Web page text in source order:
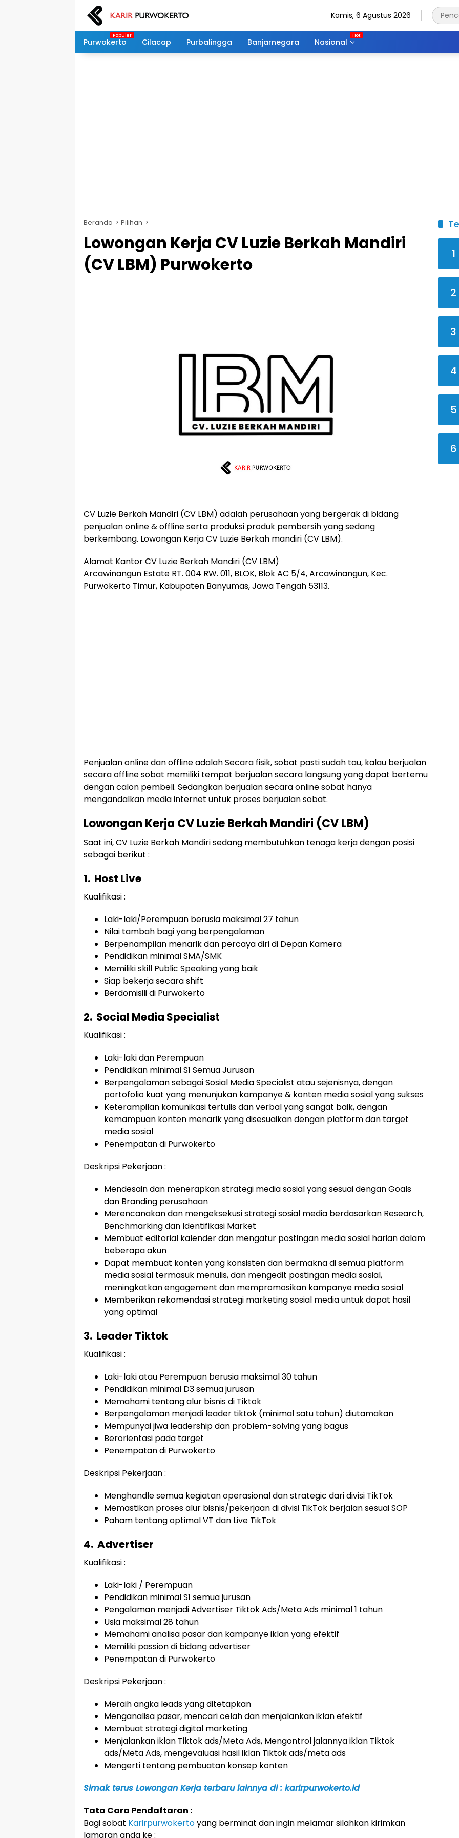
Kamis, 6 Agustus 2026
Purwokerto Cilacap Purbalingga Banjarnegara Nasional
Beranda Pilihan
Lowongan Kerja CV Luzie Berkah Mandiri
(CV LBM) Purwokerto
CV Luzie Berkah Mandiri (CV LBM) adalah perusahaan yang bergerak di bidang
penjualan online & offline serta produksi produk pembersih yang sedang
berkembang. Lowongan Kerja CV Luzie Berkah mandiri (CV LBM).
Alamat Kantor CV Luzie Berkah Mandiri (CV LBM)
Arcawinangun Estate RT. 004 RW. 011, BLOK, Blok AC 5/4, Arcawinangun, Kec.
Purwokerto Timur, Kabupaten Banyumas, Jawa Tengah 53113.
Penjualan online dan offline adalah Secara fisik, sobat pasti sudah tau, kalau berjualan
secara offline sobat memiliki tempat berjualan secara langsung yang dapat bertemu
dengan calon pembeli. Sedangkan berjualan secara online sobat hanya
mengandalkan media internet untuk proses berjualan sobat.
Lowongan Kerja CV Luzie Berkah Mandiri (CV LBM)
Saat ini, CV Luzie Berkah Mandiri sedang membutuhkan tenaga kerja dengan posisi
sebagai berikut :
1. Host Live
Kualifikasi :
Laki-laki/Perempuan berusia maksimal 27 tahun
Nilai tambah bagi yang berpengalaman
Berpenampilan menarik dan percaya diri di Depan Kamera
Pendidikan minimal SMA/SMK
Memiliki skill Public Speaking yang baik
Siap bekerja secara shift
Berdomisili di Purwokerto
2. Social Media Specialist
Kualifikasi :
Laki-laki dan Perempuan
Pendidikan minimal S1 Semua Jurusan
Berpengalaman sebagai Sosial Media Specialist atau sejenisnya, dengan
portofolio kuat yang menunjukan kampanye & konten media sosial yang sukses
Keterampilan komunikasi tertulis dan verbal yang sangat baik, dengan
kemampuan konten menarik yang disesuaikan dengan platform dan target
media sosial
Penempatan di Purwokerto
Deskripsi Pekerjaan :
Mendesain dan menerapkan strategi media sosial yang sesuai dengan Goals
dan Branding perusahaan
Merencanakan dan mengeksekusi strategi sosial media berdasarkan Research,
Benchmarking dan Identifikasi Market
Membuat editorial kalender dan mengatur postingan media sosial harian dalam
beberapa akun
Dapat membuat konten yang konsisten dan bermakna di semua platform
media sosial termasuk menulis, dan mengedit postingan media sosial,
meningkatkan engagement dan mempromosikan kampanye media sosial
Memberikan rekomendasi strategi marketing sosial media untuk dapat hasil
yang optimal
3. Leader Tiktok
Kualifikasi :
Laki-laki atau Perempuan berusia maksimal 30 tahun
Pendidikan minimal D3 semua jurusan
Memahami tentang alur bisnis di Tiktok
Berpengalaman menjadi leader tiktok (minimal satu tahun) diutamakan
Mempunyai jiwa leadership dan problem-solving yang bagus
Berorientasi pada target
Penempatan di Purwokerto
Deskripsi Pekerjaan :
Menghandle semua kegiatan operasional dan strategic dari divisi TikTok
Memastikan proses alur bisnis/pekerjaan di divisi TikTok berjalan sesuai SOP
Paham tentang optimal VT dan Live TikTok
4. Advertiser
Kualifikasi :
Laki-laki / Perempuan
Pendidikan minimal S1 semua jurusan
Pengalaman menjadi Advertiser Tiktok Ads/Meta Ads minimal 1 tahun
Usia maksimal 28 tahun
Memahami analisa pasar dan kampanye iklan yang efektif
Memiliki passion di bidang advertiser
Penempatan di Purwokerto
Deskripsi Pekerjaan :
Meraih angka leads yang ditetapkan
Menganalisa pasar, mencari celah dan menjalankan iklan efektif
Membuat strategi digital marketing
Menjalankan iklan Tiktok ads/Meta Ads, Mengontrol jalannya iklan Tiktok
ads/Meta Ads, mengevaluasi hasil iklan Tiktok ads/meta ads
Mengerti tentang pembuatan konsep konten
Simak terus Lowongan Kerja terbaru lainnya di : karirpurwokerto.id
Tata Cara Pendaftaran :
Bagi sobat Karirpurwokertoyang berminat dan ingin melamar silahkan kirimkan
lamaran anda ke :
1
2
3
4
5
6